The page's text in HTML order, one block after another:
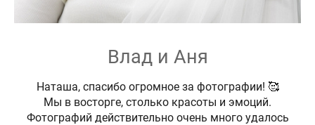
Влад и Аня
Наташа, спасибо огромное за фотографии! 🥰
Мы в восторге, столько красоты и эмоций.
Фотографий действительно очень много удалось